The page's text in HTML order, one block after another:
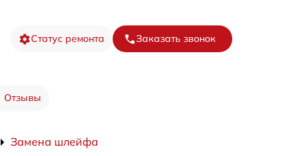
Статус ремонта Заказать звонок
Отзывы
Замена шлейфа